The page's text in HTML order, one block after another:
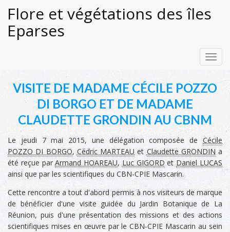
Flore et végétations des îles
Eparses
VISITE DE MADAME CÉCILE POZZO
DI BORGO ET DE MADAME
CLAUDETTE GRONDIN AU CBNM
Le jeudi 7 mai 2015, une délégation composée de Cécile
POZZO DI BORGO, Cédric MARTEAU et Claudette GRONDIN a
été reçue parArmand HOAREAU, Luc GIGORD et Daniel LUCAS
ainsi que par les scientifiques du CBN-CPIE Mascarin.
Cette rencontre a tout d'abord permis à nos visiteurs de marque
de bénéficier d'une visite guidée du Jardin Botanique de La
Réunion, puis d'une présentation des missions et des actions
scientifiques mises en œuvre par le CBN-CPIE Mascarin au sein